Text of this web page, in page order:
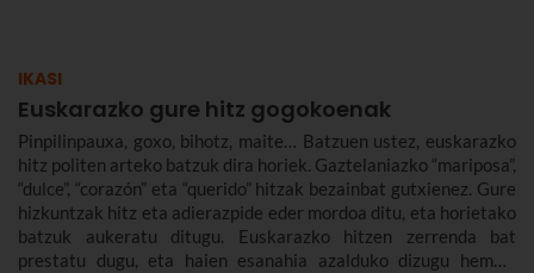
IKASI
Euskarazko gure hitz gogokoenak
Pinpilinpauxa, goxo, bihotz, maite… Batzuen ustez, euskarazko
hitz politen arteko batzuk dira horiek. Gaztelaniazko “mariposa”,
“dulce”, “corazón” eta “querido” hitzak bezainbat gutxienez. Gure
hizkuntzak hitz eta adierazpide eder mordoa ditu, eta horietako
batzuk aukeratu ditugu. Euskarazko hitzen zerrenda bat
prestatu dugu, eta haien esanahia azalduko dizugu hemen.